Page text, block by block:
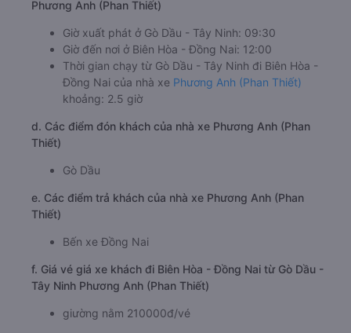
Phương Anh (Phan Thiết)
Giờ xuất phát ở Gò Dầu - Tây Ninh: 09:30
Giờ đến nơi ở Biên Hòa - Đồng Nai: 12:00
Thời gian chạy từ Gò Dầu - Tây Ninh đi Biên Hòa -
Đồng Nai của nhà xe Phương Anh (Phan Thiết)
khoảng: 2.5 giờ
d. Các điểm đón khách của nhà xe Phương Anh (Phan
Thiết)
Gò Dầu
e. Các điểm trả khách của nhà xe Phương Anh (Phan
Thiết)
Bến xe Đồng Nai
f. Giá vé giá xe khách đi Biên Hòa - Đồng Nai từ Gò Dầu -
Tây Ninh Phương Anh (Phan Thiết)
giường nằm 210000đ/vé